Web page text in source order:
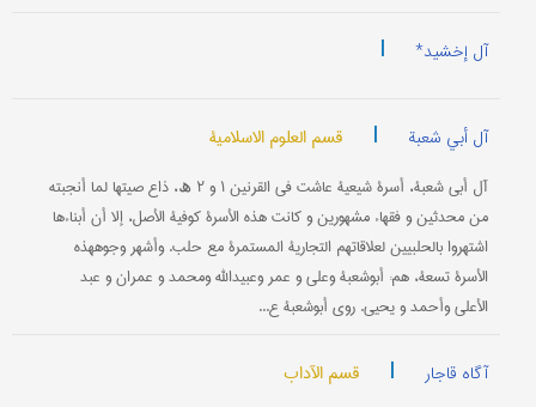
آل إخشید* |
آل أبي شعبة | قسم العلوم الاسلامیة
آل أبي شعبة، أسرة شیعیة عاشت في القرنین ۱ و ۲ ھ، ذاع صیتها لما أنجبته
من محدثین و فقهاء مشهورین و کانت هذه الأسرة کوفیة الأصل، إلا أن أبناءها
اشتهروا بالحلبیین لعلاقاتهم التجاریة المستمرة مع حلب. وأشهر وجوههذه
الأسرة تسعة، هم: أبوشعبة وعلي و عمر وعبیدالله ومحمد و عمران و عبد
الأعلی وأحمد و یحیی. روی أبوشعبة ع...
آگاه قاجار | قسم الآداب